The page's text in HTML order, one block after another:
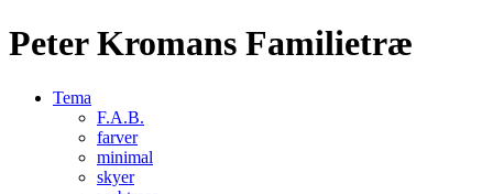
Peter Kromans Familietræ
Tema
F.A.B.
farver
minimal
skyer